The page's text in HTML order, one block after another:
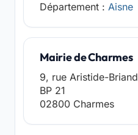
Département : Aisne
Mairie de Charmes
9, rue Aristide-Briand
BP 21
02800 Charmes